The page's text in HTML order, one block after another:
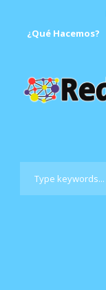
¿Qué Hacemos?